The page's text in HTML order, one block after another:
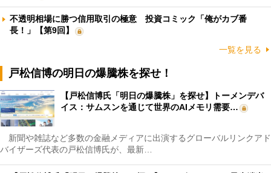
不透明相場に勝つ信用取引の極意 投資コミック「俺がカブ番
長！」【第9回】
一覧を見る
戸松信博の明日の爆騰株を探せ！
【戸松信博氏「明日の爆騰株」を探せ】トーメンデバ
イス：サムスンを通じて世界のAIメモリ需要…
新聞や雑誌など多数の金融メディアに出演するグローバルリンクアド
バイザーズ代表の戸松信博氏が、最新…